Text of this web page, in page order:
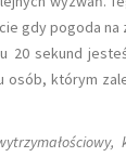
gdy pogoda
20 sekund
którym